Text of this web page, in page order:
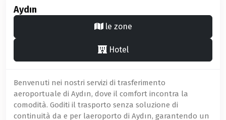
Aydın
le zone
Hotel
Benvenuti nei nostri servizi di trasferimento
aeroportuale di Aydın, dove il comfort incontra la
comodità. Goditi il trasporto senza soluzione di
continuità da e per laeroporto di Aydın, garantendo un